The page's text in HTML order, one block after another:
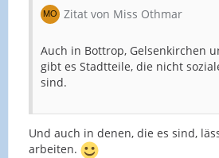
Zitat von Miss Othmar
Auch in Bottrop, Gelsenkirchen
gibt es Stadtteile, die nicht
sind.
Und auch in denen, die es sind,
arbeiten.